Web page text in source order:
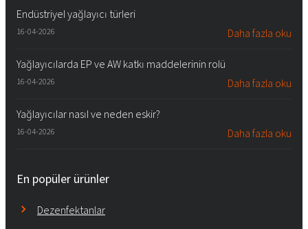
Endüstriyel yağlayıcı türleri
16-04-2026 Daha fazla oku
Yağlayıcılarda EP ve AW katkı maddelerinin rolü
16-04-2026 Daha fazla oku
Yağlayıcılar nasıl ve neden eskir?
16-04-2026 Daha fazla oku
En popüler ürünler
Dezenfektanlar